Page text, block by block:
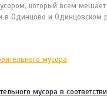
который всем
в Одинцово и Одинцовском
мусора в